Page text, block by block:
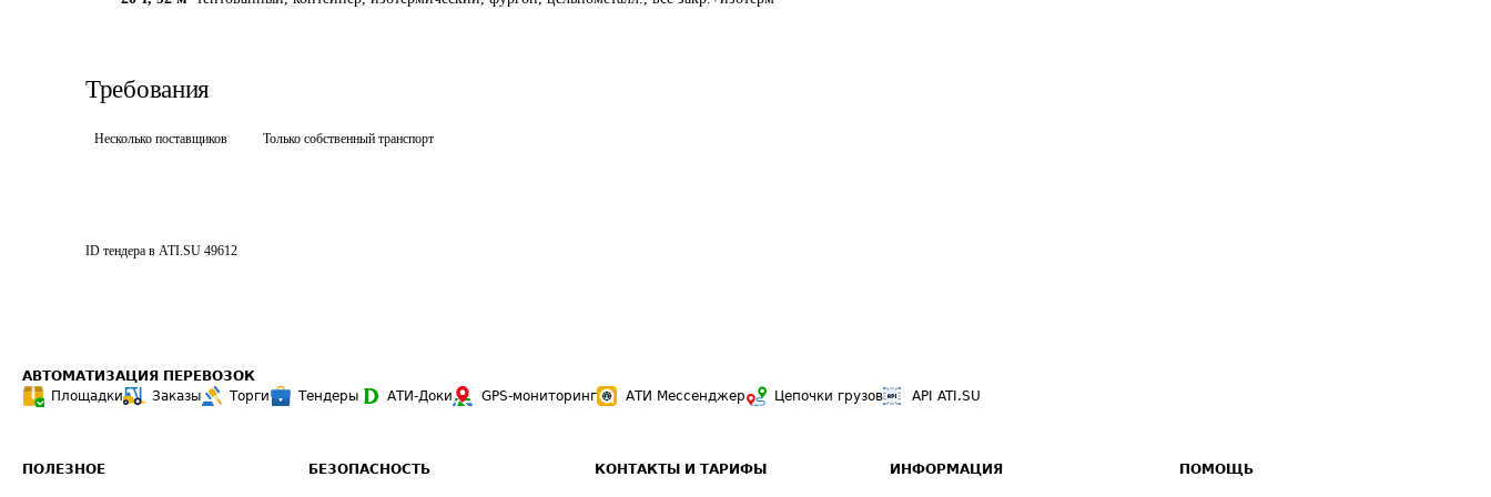
Требования
Несколько поставщиков Только собственный транспорт
ID тендера в ATI.SU 49612
АВТОМАТИЗАЦИЯ ПЕРЕВОЗОК
Площадки
Заказы Торги Тендеры АТИ-Доки GPS-мониторинг АТИ Мессенджер Цепочки грузов API ATI.SU
ПОЛЕЗНОЕ БЕЗОПАСНОСТЬ КОНТАКТЫ И ТАРИФЫ ИНФОРМАЦИЯ ПОМОЩЬ